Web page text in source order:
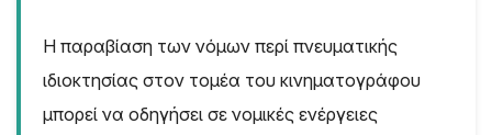
Η παραβίαση των νόμων περί πνευματικής
ιδιοκτησίας στον τομέα του κινηματογράφου
μπορεί να οδηγήσει σε νομικές ενέργειες